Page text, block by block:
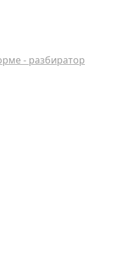
- разбиратор